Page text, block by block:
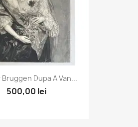
Bruggen Dupa A Van...
500,00 lei